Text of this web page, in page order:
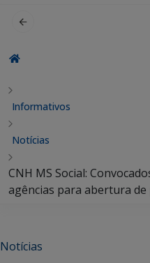
Informativos
Notícias
CNH MS Social:
agências para abertura
Notícias